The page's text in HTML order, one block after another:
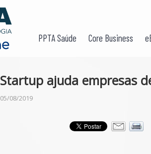
PPTA Saúde Core Business
Startup ajuda empresas
05/08/2019